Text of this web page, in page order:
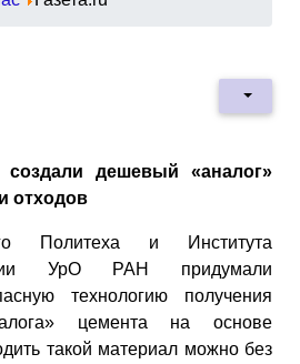
дешевый «аналог»
отходов
Политеха и Института
УрО РАН придумали
технологию получения
цемента на основе
такой материал можно без